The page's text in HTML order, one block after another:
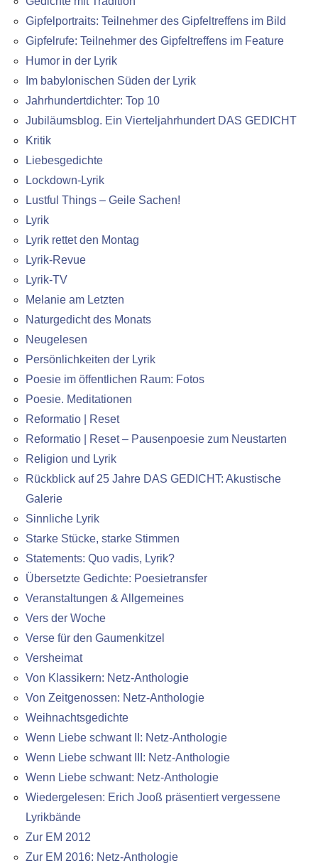
Gipfelportraits: Teilnehmer des Gipfeltreffens im Bild
Gipfelrufe: Teilnehmer des Gipfeltreffens im Feature
Humor in der Lyrik
Im babylonischen Süden der Lyrik
Jahrhundertdichter: Top 10
Jubiläumsblog. Ein Vierteljahrhundert DAS GEDICHT
Kritik
Liebesgedichte
Lockdown-Lyrik
Lustful Things – Geile Sachen!
Lyrik
Lyrik rettet den Montag
Lyrik-Revue
Lyrik-TV
Melanie am Letzten
Naturgedicht des Monats
Neugelesen
Persönlichkeiten der Lyrik
Poesie im öffentlichen Raum: Fotos
Poesie. Meditationen
Reformatio | Reset
Reformatio | Reset – Pausenpoesie zum Neustarten
Religion und Lyrik
Rückblick auf 25 Jahre DAS GEDICHT: Akustische
Galerie
Sinnliche Lyrik
Starke Stücke, starke Stimmen
Statements: Quo vadis, Lyrik?
Übersetzte Gedichte: Poesietransfer
Veranstaltungen & Allgemeines
Vers der Woche
Verse für den Gaumenkitzel
Versheimat
Von Klassikern: Netz-Anthologie
Von Zeitgenossen: Netz-Anthologie
Weihnachtsgedichte
Wenn Liebe schwant II: Netz-Anthologie
Wenn Liebe schwant III: Netz-Anthologie
Wenn Liebe schwant: Netz-Anthologie
Wiedergelesen: Erich Jooß präsentiert vergessene
Lyrikbände
Zur EM 2012
Zur EM 2016: Netz-Anthologie